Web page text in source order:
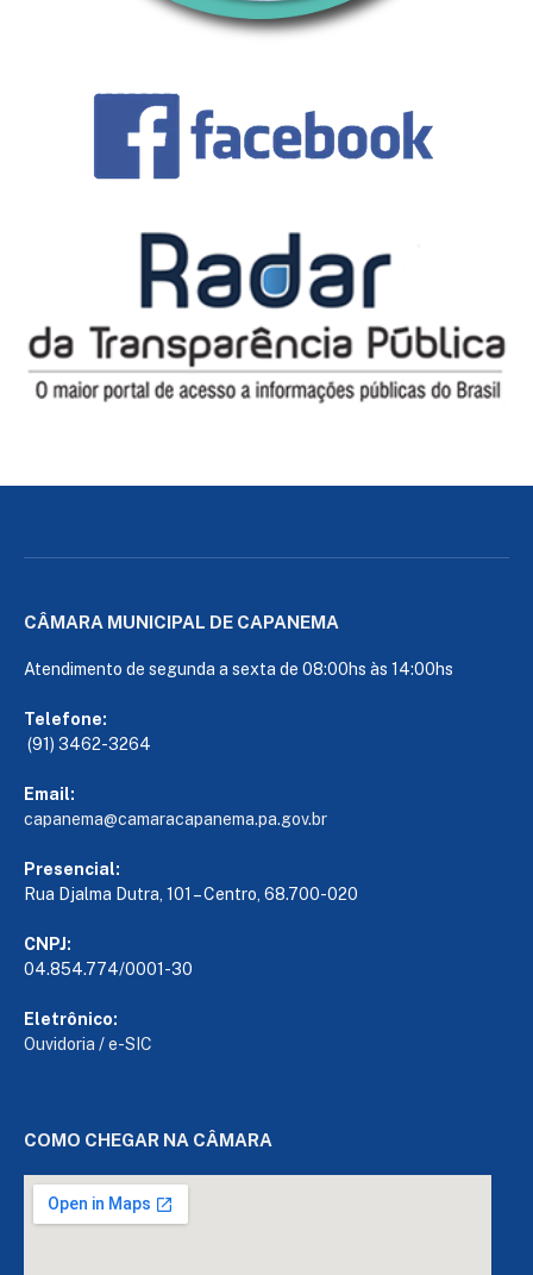
CÂMARA MUNICIPAL DE CAPANEMA
Atendimento de segunda a sexta de 08:00hs às 14:00hs
Telefone:
(91) 3462-3264
Email:
capanema@camaracapanema.pa.gov.br
Presencial:
Rua Djalma Dutra, 101 – Centro, 68.700-020
CNPJ:
04.854.774/0001-30
Eletrônico:
Ouvidoria /e-SIC
COMO CHEGAR NA CÂMARA